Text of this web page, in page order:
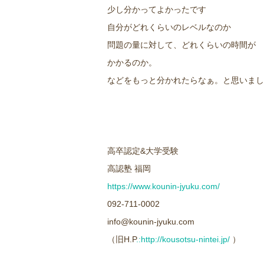
少し分かってよかったです
自分がどれくらいのレベルなのか
問題の量に対して、どれくらいの時間が
かかるのか。
などをもっと分かれたらなぁ。と思いま
高卒認定&大学受験
高認塾 福岡
https://www.kounin-jyuku.com/
092-711-0002
info@kounin-jyuku.com
（旧H.P.:http://kousotsu-nintei.jp/ ）